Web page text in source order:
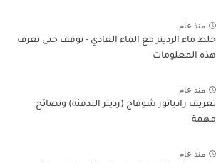
منذ عام
خلط ماء الرديتر مع الماء العادي - توقف حتى تعرف
هذه المعلومات
منذ عام
تعريف رادياتور شوفاج (رديتر التدفئة) ونصائح
مهمة
منذ عام